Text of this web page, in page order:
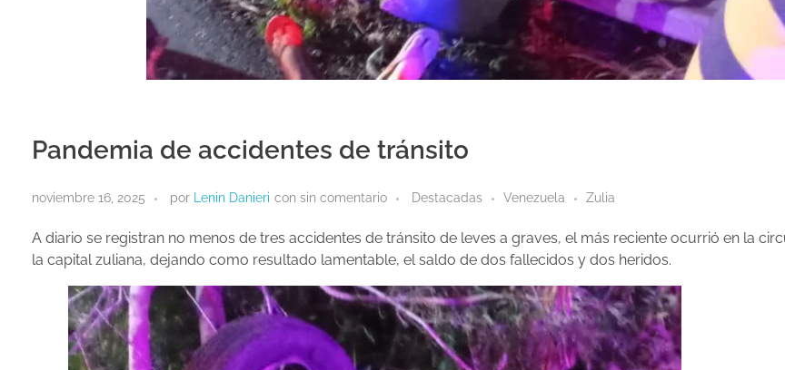
Pandemia de accidentes de tránsito
noviembre 16, 2025 por Lenin Danieri con sin comentario Destacadas Venezuela Zulia
A diario se registran no menos de tres accidentes de tránsito de leves a graves, el más reciente ocurrió en la
la capital zuliana, dejando como resultado lamentable, el saldo de dos fallecidos y dos heridos.